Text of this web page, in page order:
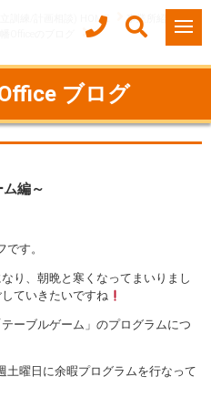
訓練/計画相談) HOME
事業所紹介
ブログ
編～
す。
り、朝晩と寒くなってまいりまし
ていきたいですね
ーブルゲーム」のプログラムにつ
土曜日に余暇プログラムを行なって